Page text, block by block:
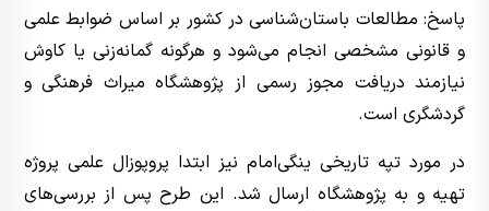
پاسخ: مطالعات باستان‌شناسی در کشور بر اساس ضوابط علمی
و قانونی مشخصی انجام می‌شود و هرگونه گمانه‌زنی یا کاوش
نیازمند دریافت مجوز رسمی از پژوهشگاه میراث فرهنگی و
گردشگری است.
در مورد تپه تاریخی ینگی‌امام نیز ابتدا پروپوزال علمی پروژه
تهیه و به پژوهشگاه ارسال شد. این طرح پس از بررسی‌های